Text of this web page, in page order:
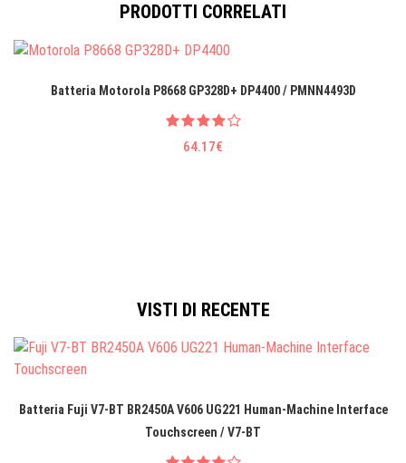
PRODOTTI CORRELATI
Batteria Motorola P8668 GP328D+ DP4400 / PMNN4493D
64.17€
VISTI DI RECENTE
Batteria Fuji V7-BT BR2450A V606 UG221 Human-Machine Interface
Touchscreen / V7-BT